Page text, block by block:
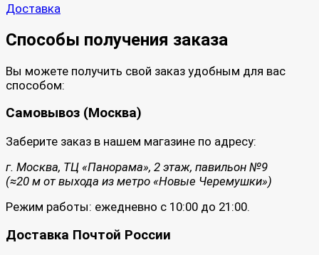
Доставка
Способы получения заказа
Вы можете получить свой заказ удобным для вас
способом:
Самовывоз (Москва)
Заберите заказ в нашем магазине по адресу:
г. Москва, ТЦ «Панорама», 2 этаж, павильон №9
(≈20 м от выхода из метро «Новые Черемушки»)
Режим работы: ежедневно с 10:00 до 21:00.
Доставка Почтой России